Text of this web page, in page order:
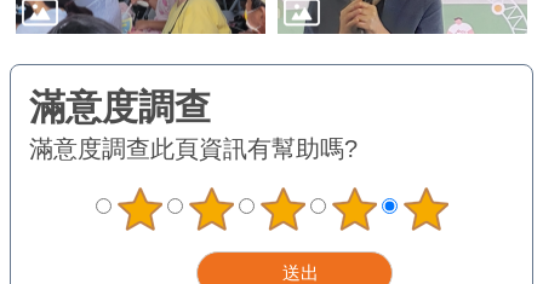
登
務
商
滿意度調查此頁資訊有幫助嗎?